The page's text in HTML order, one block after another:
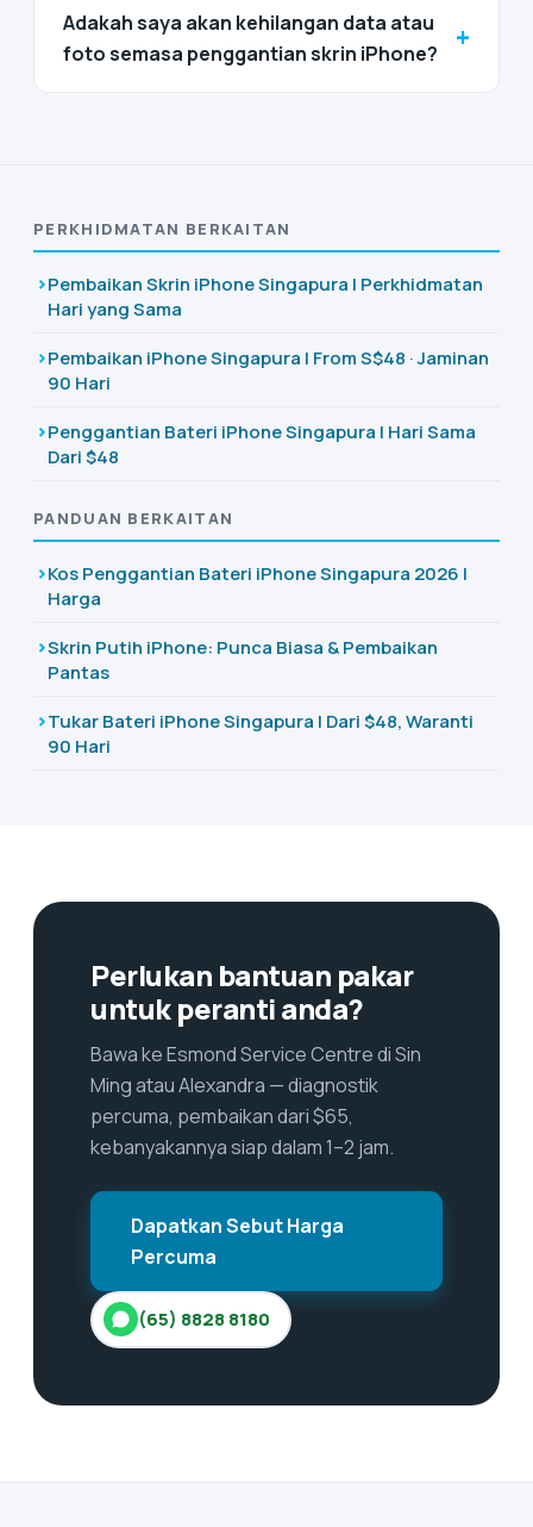
Adakah saya akan kehilangan data atau
foto semasa penggantian skrin iPhone?
+
PERKHIDMATAN BERKAITAN
Pembaikan Skrin iPhone Singapura | Perkhidmatan
Hari yang Sama
Pembaikan iPhone Singapura | From S$48 · Jaminan
90 Hari
Penggantian Bateri iPhone Singapura | Hari Sama
Dari $48
PANDUAN BERKAITAN
Kos Penggantian Bateri iPhone Singapura 2026 |
Harga
Skrin Putih iPhone: Punca Biasa & Pembaikan
Pantas
Tukar Bateri iPhone Singapura | Dari $48, Waranti
90 Hari
Perlukan bantuan pakar
untuk peranti anda?
Bawa ke Esmond Service Centre di Sin
Ming atau Alexandra — diagnostik
percuma, pembaikan dari $65,
kebanyakannya siap dalam 1–2 jam.
Dapatkan Sebut Harga
Percuma
(65) 8828 8180